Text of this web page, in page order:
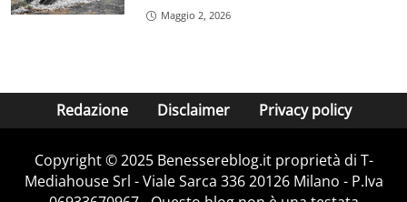
Maggio 2, 2026
Redazione Disclaimer Privacy policy
Copyright © 2025 Benessereblog.it proprietà di T-
Mediahouse Srl - Viale Sarca 336 20126 Milano - P.Iva